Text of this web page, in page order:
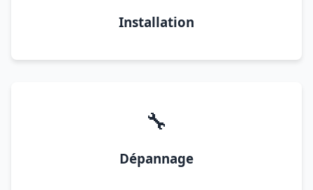
Installation
🔧
Dépannage